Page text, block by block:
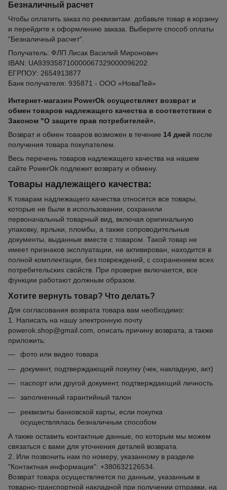
Безналичный расчет
Чтобы оплатить заказ по реквизитам: добавьте товар в корзину
и перейдите к оформлению заказа. Выберите способ оплаты
"Безналичный расчет".
Получатель: ФЛП Лисак Василий Миронович
IBAN: UA939358710000067329000096202
ЕГРПОУ: 2654913877
Банк получателя: 935871 - ООО «НоваПей»
Интернет-магазин PowerOk осуществляет возврат и
обмен товаров надлежащего качества в соответствии с
Законом "О защите прав потребителей».
Возврат и обмен товаров возможен в течение 14 дней после
получения товара покупателем.
Весь перечень товаров надлежащего качества на нашем
сайте PowerOk подлежит возврату и обмену.
Товары надлежащего качества:
К товарам надлежащего качества относятся все товары,
которые не были в использовании, сохранили
первоначальный товарный вид, включая оригинальную
упаковку, ярлыки, пломбы, а также сопроводительные
документы, выданные вместе с товаром. Такой товар не
имеет признаков эксплуатации, не активирован, находится в
полной комплектации, без повреждений, с сохранением всех
потребительских свойств. При проверке включается, все
функции работают должным образом.
Хотите вернуть товар? Что делать?
Для согласования возврата товара вам необходимо:
1. Написать на нашу электронную почту
powerok.shop@gmail.com, описать причину возврата, а также
приложить:
фото или видео товара
документ, подтверждающий покупку (чек, накладную, акт)
паспорт или другой документ, подтверждающий личность
заполненный гарантийный талон
реквизиты банковской карты, если покупка
осуществлялась безналичным способом
А также оставить контактные данные, по которым мы можем
связаться с вами для уточнения деталей возврата.
2. Или позвонить нам по номеру, указанному в разделе
"Контактная информация": +380632126534.
Возврат товара осуществляется по данным, указанным в
товарно-транспортной накладной при получении отправки, на